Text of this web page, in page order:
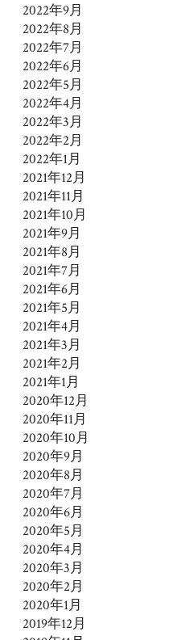
2022年9月
2022年8月
2022年7月
2022年6月
2022年5月
2022年4月
2022年3月
2022年2月
2022年1月
2021年12月
2021年11月
2021年10月
2021年9月
2021年8月
2021年7月
2021年6月
2021年5月
2021年4月
2021年3月
2021年2月
2021年1月
2020年12月
2020年11月
2020年10月
2020年9月
2020年8月
2020年7月
2020年6月
2020年5月
2020年4月
2020年3月
2020年2月
2020年1月
2019年12月